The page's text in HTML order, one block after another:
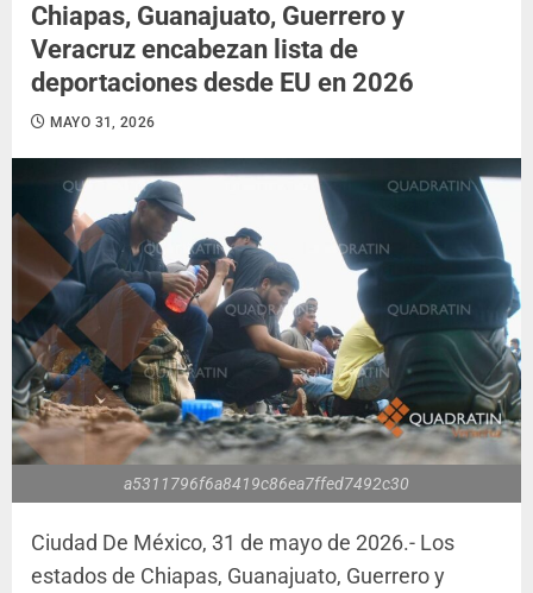
Chiapas, Guanajuato, Guerrero y
Veracruz encabezan lista de
deportaciones desde EU en 2026
MAYO 31, 2026
a5311796f6a8419c86ea7ffed7492c30
Ciudad De México, 31 de mayo de 2026.- Los
estados de Chiapas, Guanajuato, Guerrero y